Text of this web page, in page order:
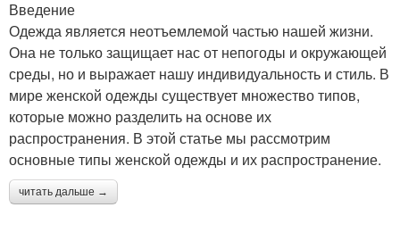
Введение
Одежда является неотъемлемой частью нашей жизни.
Она не только защищает нас от непогоды и окружающей
среды, но и выражает нашу индивидуальность и стиль. В
мире женской одежды существует множество типов,
которые можно разделить на основе их
распространения. В этой статье мы рассмотрим
основные типы женской одежды и их распространение.
читать дальше →